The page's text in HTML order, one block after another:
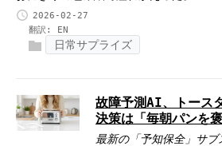
2026-02-27
翻訳: EN
日常サプライズ
故障予測AI、トース
決策は「毎朝パンを
最新の「予知保全」サ